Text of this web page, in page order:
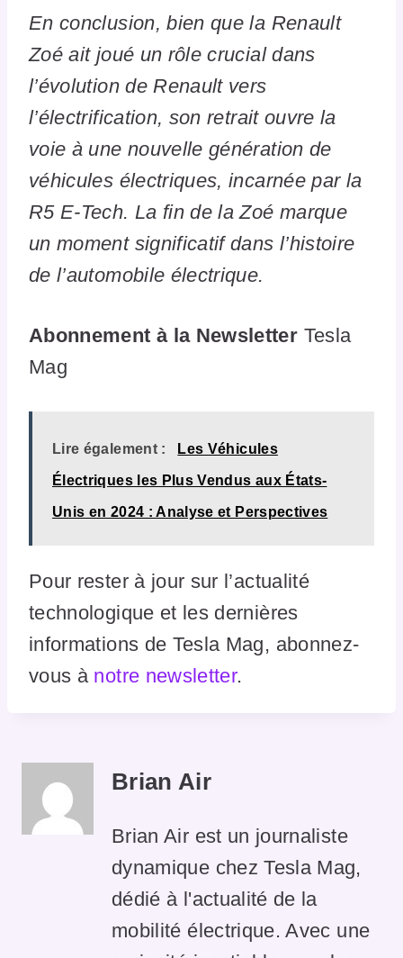
En conclusion, bien que la Renault
Zoé ait joué un rôle crucial dans
l’évolution de Renault vers
l’électrification, son retrait ouvre la
voie à une nouvelle génération de
véhicules électriques, incarnée par la
R5 E-Tech. La fin de la Zoé marque
un moment significatif dans l’histoire
de l’automobile électrique.
Abonnement à la Newsletter Tesla
Mag
Lire également : Les Véhicules
Électriques les Plus Vendus aux États-
Unis en 2024 : Analyse et Perspectives
Pour rester à jour sur l’actualité
technologique et les dernières
informations de Tesla Mag, abonnez-
vous à notre newsletter.
Brian Air
Brian Air est un journaliste
dynamique chez Tesla Mag,
dédié à l'actualité de la
mobilité électrique. Avec une